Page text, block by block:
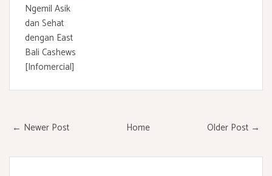
Ngemil Asik
dan Sehat
dengan East
Bali Cashews
[Infomercial]
← Newer Post Older Post →
Home